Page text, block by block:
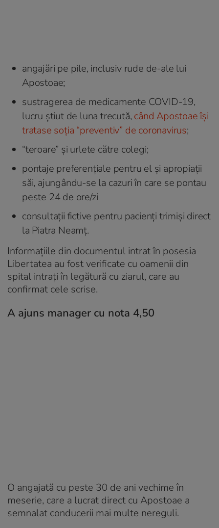
angajări pe pile, inclusiv rude de-ale lui
Apostoae;
sustragerea de medicamente COVID-19,
lucru știut de luna trecută, când Apostoae își
tratase soția “preventiv” de coronavirus;
“teroare” și urlete către colegi;
pontaje preferențiale pentru el și apropiații
săi, ajungându-se la cazuri în care se pontau
peste 24 de ore/zi
consultații fictive pentru pacienți trimiși direct
la Piatra Neamț.
Informațiile din documentul intrat în posesia
Libertatea au fost verificate cu oamenii din
spital intrați în legătură cu ziarul, care au
confirmat cele scrise.
A ajuns manager cu nota 4,50
O angajată cu peste 30 de ani vechime în
meserie, care a lucrat direct cu Apostoae a
semnalat conducerii mai multe nereguli.